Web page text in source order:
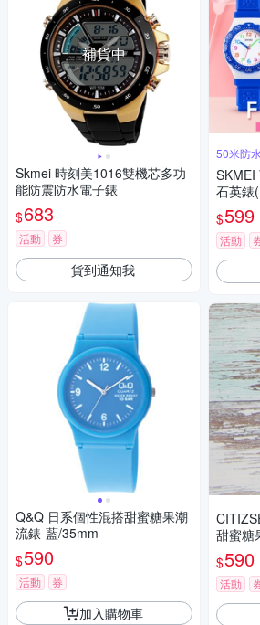
補貨中
Skmei 時刻美1016雙機芯多功
能防震防水電子錶
$683
活動 券
貨到通知我
Q&Q 日系個性混搭甜蜜糖果潮
流錶-藍/35mm
$590
活動 券
加入購物車
50米防
SKMEI
石英錶
$599
活動
甜蜜糖
$590
活動